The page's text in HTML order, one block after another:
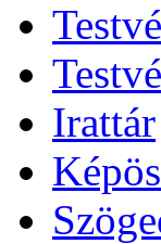
Irattár